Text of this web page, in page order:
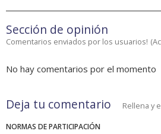
Sección de opinión
Comentarios enviados por los usuarios! (
No hay comentarios por el momento
Deja tu comentario Rellena y
NORMAS DE PARTICIPACIÓN